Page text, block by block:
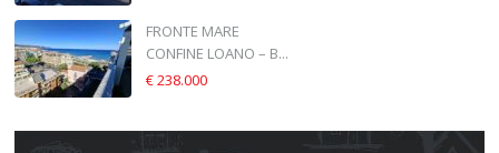
FRONTE MARE
CONFINE LOANO – B...
€ 238.000